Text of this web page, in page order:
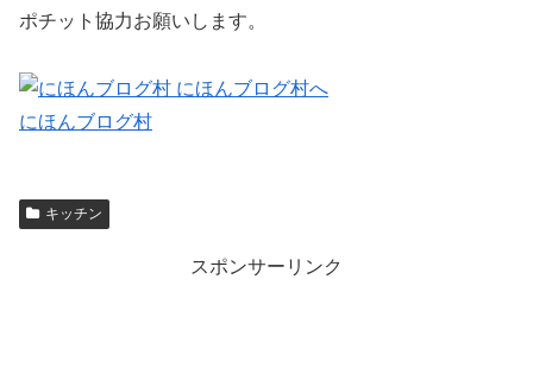
ポチット協力お願いします。
にほんブログ村
キッチン
スポンサーリンク